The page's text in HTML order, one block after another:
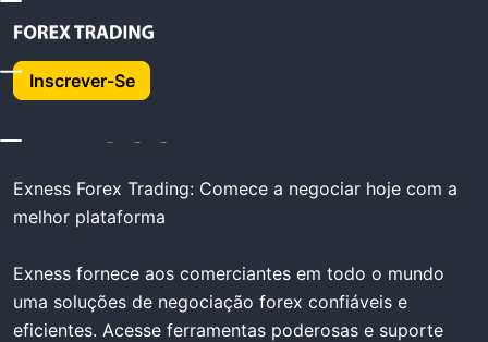
Inscrever-Se
Exness Trading -
Exness
Exness Forex Trading: Comece a negociar hoje com a
melhor plataforma
Exness fornece aos comerciantes em todo o mundo
uma soluções de negociação forex confiáveis ​​e
eficientes. Acesse ferramentas poderosas e suporte